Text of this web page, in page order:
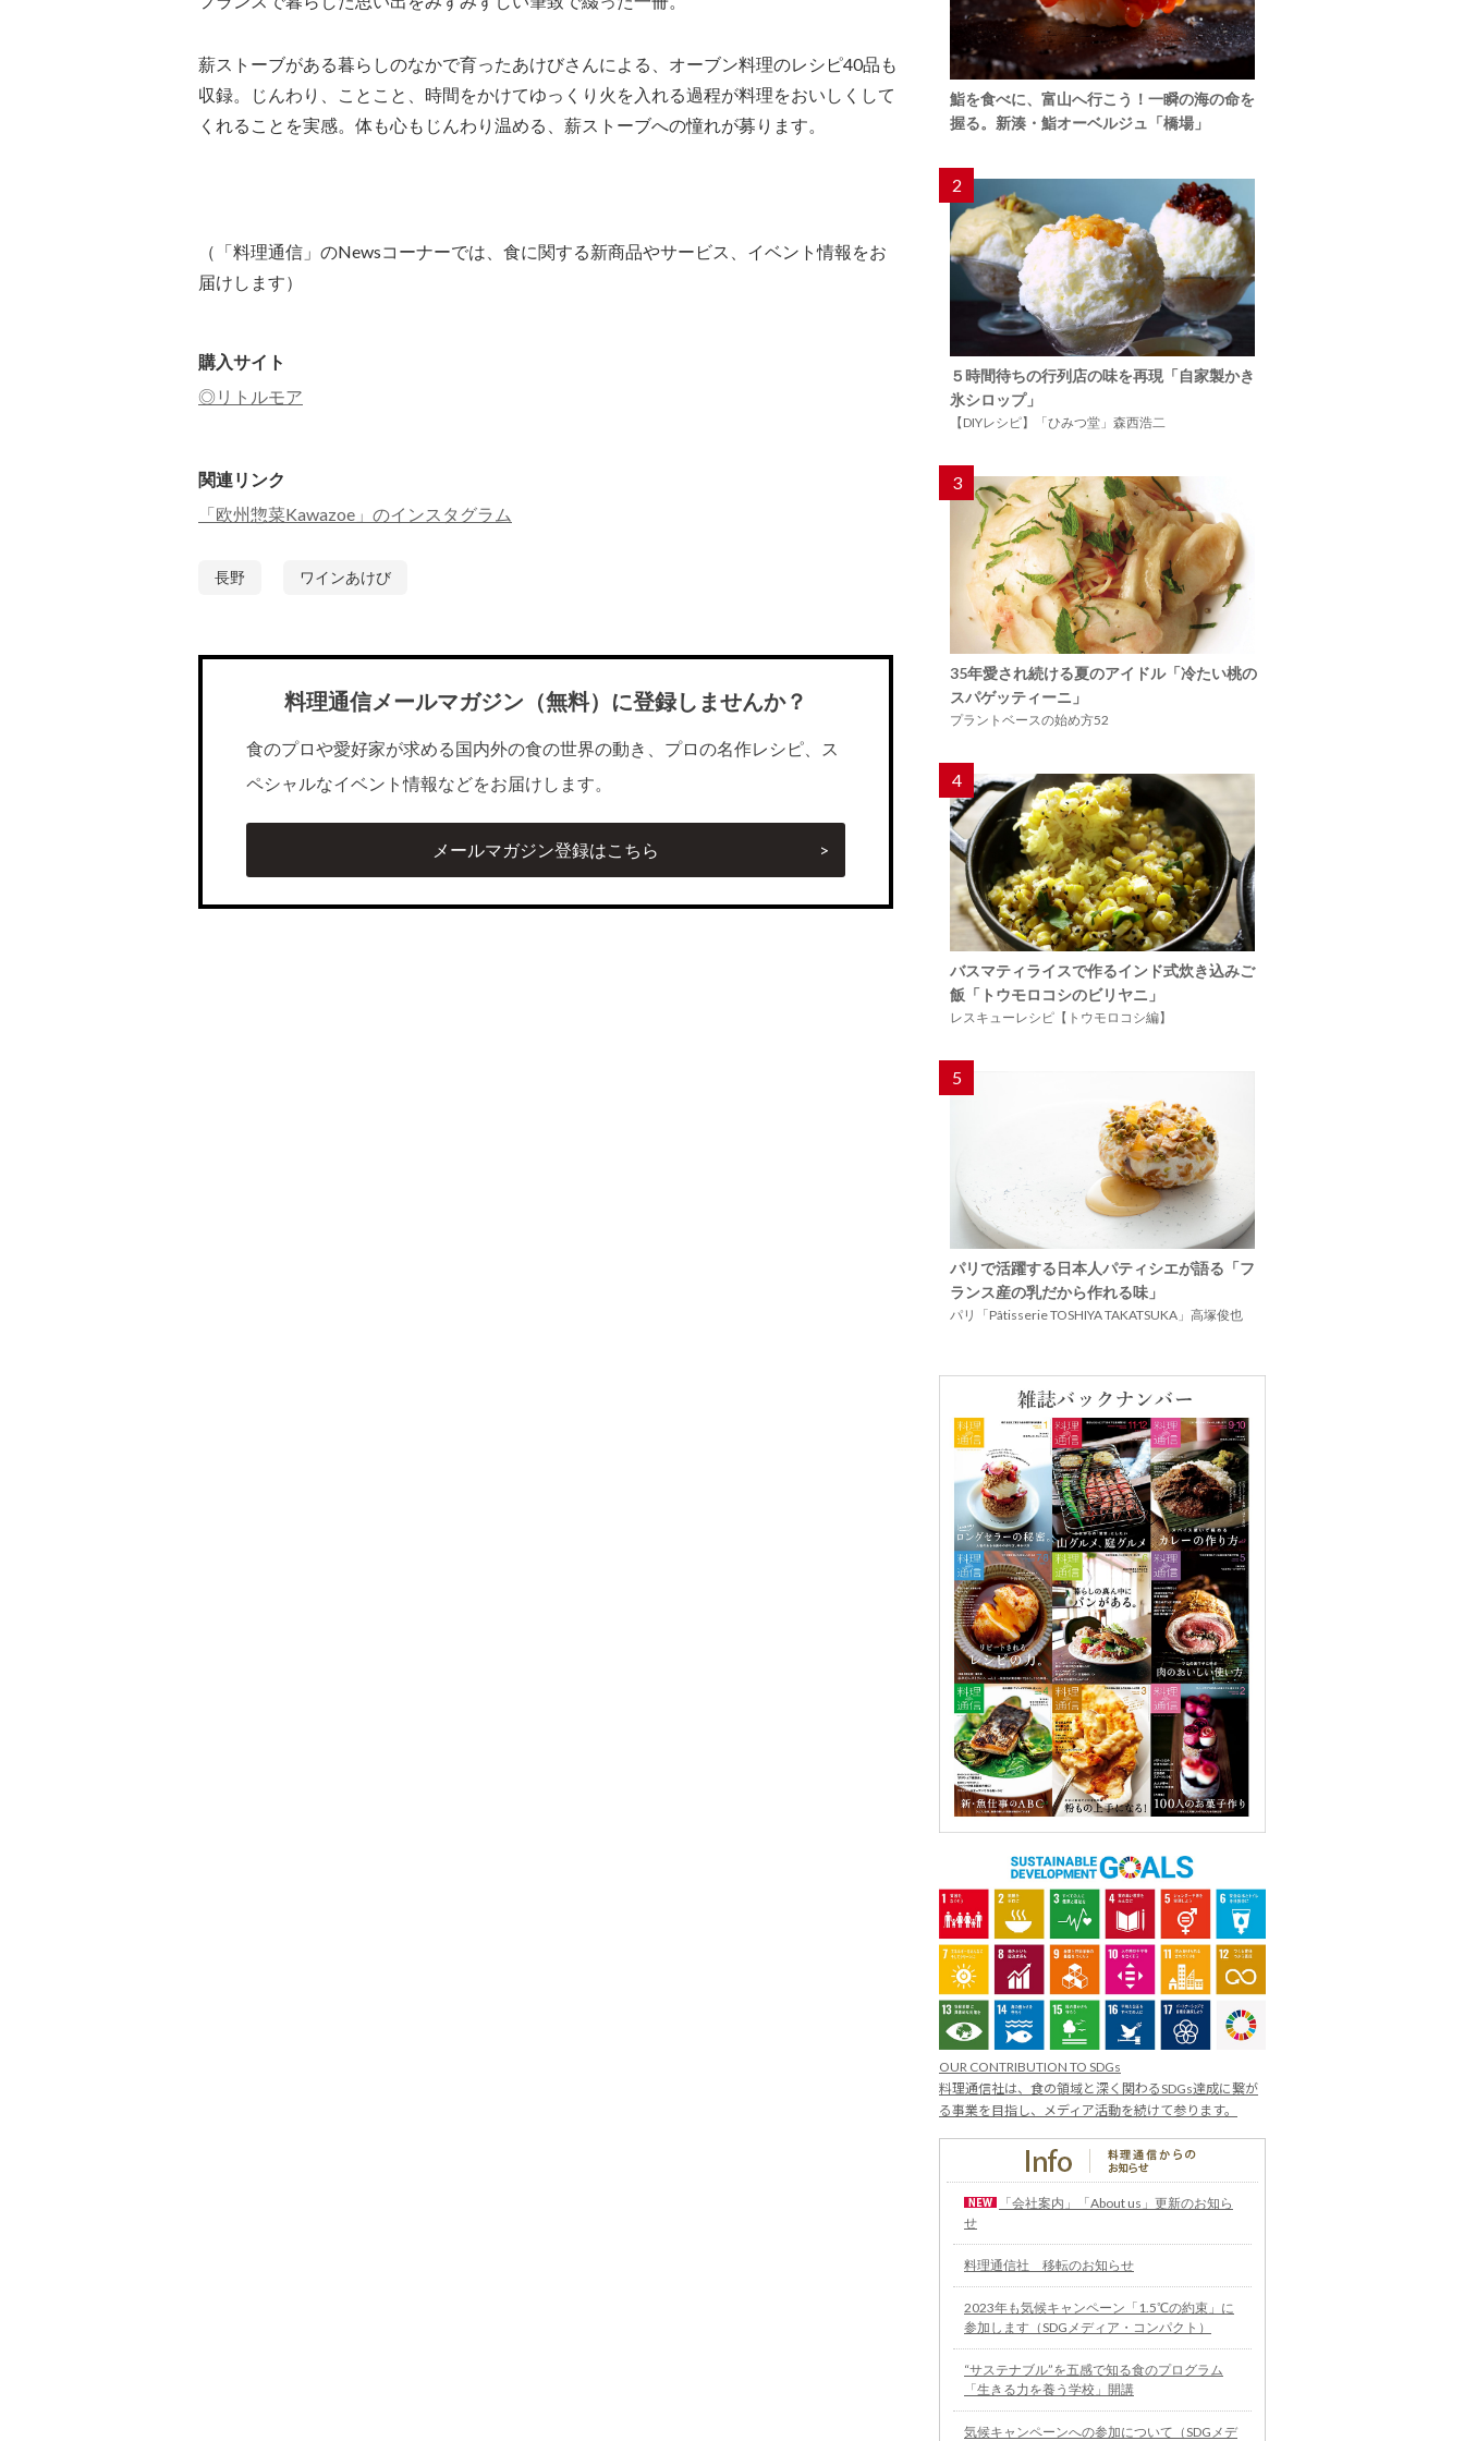
薪ストーブがある暮らしのなかで育ったあけびさんによる、オーブン料理のレシピ40品も
収録。じんわり、ことこと、時間をかけてゆっくり火を入れる過程が料理をおいしくして
くれることを実感。体も心もじんわり温める、薪ストーブへの憧れが募ります。
（「料理通信」のNewsコーナーでは、食に関する新商品やサービス、イベント情報をお
届けします）
購入サイト
◎リトルモア
関連リンク
「欧州惣菜Kawazoe」のインスタグラム
長野 ワインあけび
料理通信メールマガジン（無料）に登録しませんか？
食のプロや愛好家が求める国内外の食の世界の動き、プロの名作レシピ、ス
ペシャルなイベント情報などをお届けします。
メールマガジン登録はこちら
鮨を食べに、富山へ行こう！一瞬の海の命を
握る。新湊・鮨オーベルジュ「橋場」
2
５時間待ちの行列店の味を再現「自家製かき
氷シロップ」
【DIYレシピ】「ひみつ堂」森西浩二
3
35年愛され続ける夏のアイドル「冷たい桃の
スパゲッティーニ」
プラントベースの始め方52
4
バスマティライスで作るインド式炊き込みご
飯「トウモロコシのビリヤニ」
レスキューレシピ【トウモロコシ編】
5
パリで活躍する日本人パティシエが語る「フ
ランス産の乳だから作れる味」
パリ「Pâtisserie TOSHIYA TAKATSUKA」高塚俊也
OUR CONTRIBUTION TO SDGs
料理通信社は、食の領域と深く関わるSDGs達成に繋が
る事業を目指し、メディア活動を続けて参ります。
「会社案内」「About us」更新のお知ら
せ
料理通信社 移転のお知らせ
2023年も気候キャンペーン「1.5℃の約束」に
参加します（SDGメディア・コンパクト）
“サステナブル”を五感で知る食のプログラム
「生きる力を養う学校」開講
気候キャンペーンへの参加について（SDGメデ